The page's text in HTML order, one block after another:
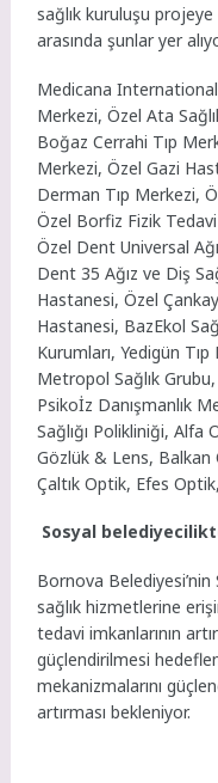
sağlık kuruluşu
arasında şunlar yer
Medicana
Merkezi, Özel Ata
Boğaz Cerrahi Tıp
Merkezi, Özel Gazi
Derman Tıp Merkezi,
Özel Borfiz Fizik
Özel Dent Universal
Dent 35 Ağız ve Diş
Hastanesi, Özel
Hastanesi, BazEkol
Kurumları, Yedigün
Metropol Sağlık
Psikoİz Danışmanlık
Sağlığı Polikliniği,
Gözlük & Lens,
Çaltık Optik, Efes
Sosyal
Bornova Belediyesi’nin
sağlık hizmetlerine
tedavi imkanlarının
güçlendirilmesi
mekanizmalarını
artırması bekleniyor.